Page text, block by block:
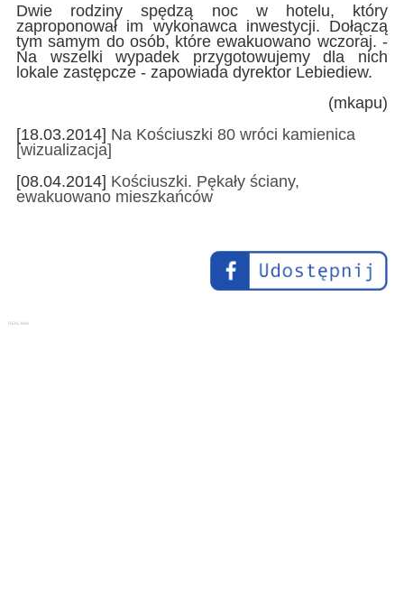
Dwie rodziny spędzą noc w hotelu, który
zaproponował im wykonawca inwestycji. Dołączą
tym samym do osób, które ewakuowano wczoraj. -
Na wszelki wypadek przygotowujemy dla nich
lokale zastępcze - zapowiada dyrektor Lebiediew.
(mkapu)
[18.03.2014] Na Kościuszki 80 wróci kamienica
[wizualizacja]
[08.04.2014] Kościuszki. Pękały ściany,
ewakuowano mieszkańców